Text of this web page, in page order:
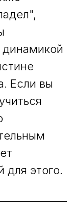
динамикой
Если вы
этого.